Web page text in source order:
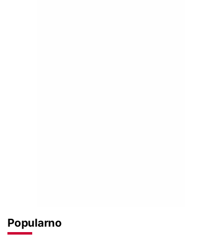
Popularno